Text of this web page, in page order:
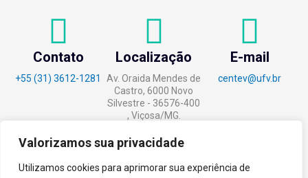
Valorizamos sua privacidade
Utilizamos cookies para aprimorar sua experiência de
Contato
+55 (31) 3612-1281
Localização
Av. Oraida Mendes de
Castro, 6000 Novo
Silvestre - 36576-400
, Viçosa/MG.
E-mail
centev@ufv.br